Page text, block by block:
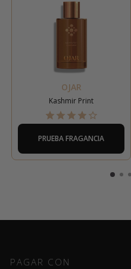
OJAR
Kashmir Print
PRUEBA FRAGANCIA
PAGAR CON